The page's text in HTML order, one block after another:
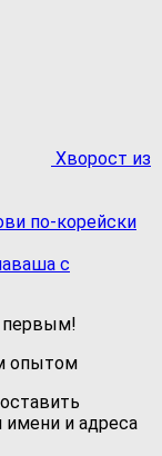
Хворост из
по-корейски
с
первым!
опытом
и адреса